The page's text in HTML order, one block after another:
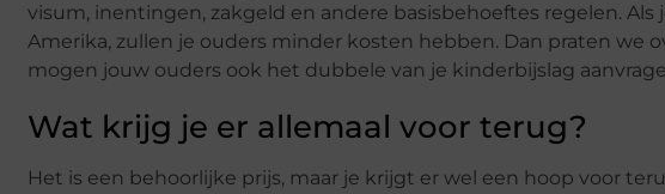
visum, inentingen, zakgeld en andere basisbehoeftes regelen.
Amerika, zullen je ouders minder kosten hebben. Dan praten we
mogen jouw ouders ook het dubbele van je kinderbijslag
Wat krijg je er allemaal voor terug?
Het is een behoorlijke prijs, maar je krijgt er wel een hoop voor